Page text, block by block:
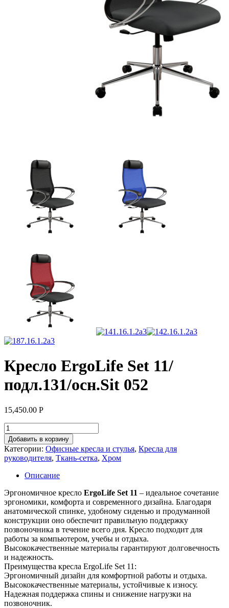
Кресло ErgoLife Set 11/
подл.131/осн.Sit 052
15,450.00 Р
Добавить в корзину
Категории: Офисные кресла и стулья, Кресла для
руководителя, Ткань-сетка, Хром
Описание
Эргономичное кресло ErgoLife Set 11 – идеальное сочетание
эргономики, комфорта и современного дизайна. Благодаря
анатомической спинке, удобному сиденью и продуманной
конструкции оно обеспечит правильную поддержку
позвоночника в течение всего дня. Кресло подходит для
работы за компьютером, учебы и отдыха.
Высококачественные материалы гарантируют долговечность
и надежность.
Преимущества кресла ErgoLife Set 11:
Эргономичный дизайн для комфортной работы и отдыха.
Высококачественные материалы, устойчивые к износу.
Надежная поддержка спины и снижение нагрузки на
позвоночник.